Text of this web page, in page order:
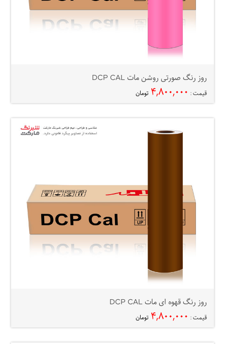
روز رنگ صورتی روشن مات DCP CAL
قیمت : ۴,۸۰۰,۰۰۰ تومان
روز رنگ قهوه ای مات DCP CAL
قیمت : ۴,۸۰۰,۰۰۰ تومان